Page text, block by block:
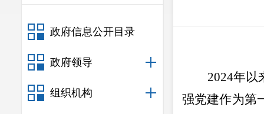
政府信息公开目录
政府领导
组织机构
2024年以
强党建作为第